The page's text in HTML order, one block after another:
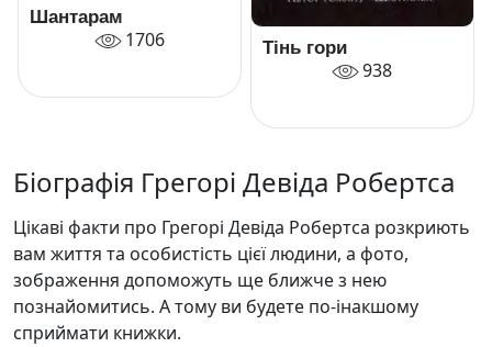
Шантарам
1706 Тінь гори
938
Біографія Грегорі Девіда Робертса
Цікаві факти про Грегорі Девіда Робертса розкриють
вам життя та особистість цієї людини, а фото,
зображення допоможуть ще ближче з нею
познайомитись. А тому ви будете по-інакшому
сприймати книжки.